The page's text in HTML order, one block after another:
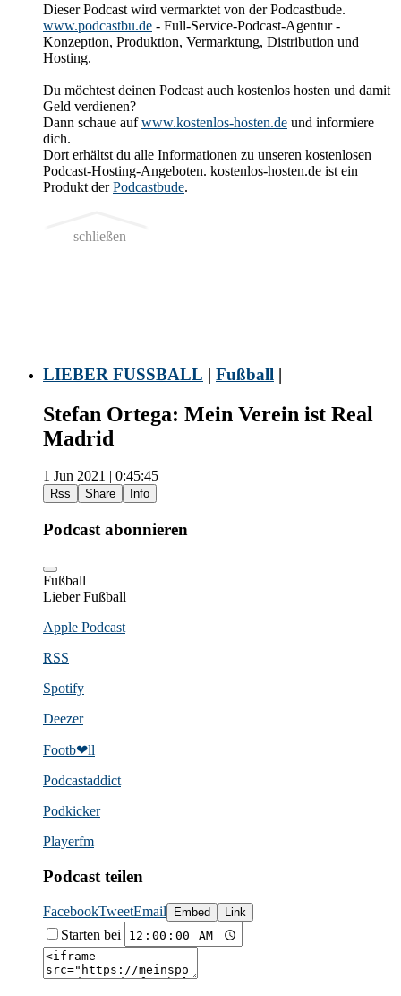
Dieser Podcast wird vermarktet von der Podcastbude.
www.podcastbu.de - Full-Service-Podcast-Agentur -
Konzeption, Produktion, Vermarktung, Distribution und
Hosting.
Du möchtest deinen Podcast auch kostenlos hosten und damit
Geld verdienen?
Dann schaue aufwww.kostenlos-hosten.de und informiere
dich.
Dort erhältst du alle Informationen zu unseren kostenlosen
Podcast-Hosting-Angeboten. kostenlos-hosten.de ist ein
Produkt derPodcastbude.
schließen
LIEBER FUSSBALL | Fußball |
Stefan Ortega: Mein Verein ist Real
Madrid
1 Jun 2021 | 0:45:45
Rss Share Info
Podcast abonnieren
Fußball
Lieber Fußball
Apple Podcast
RSS
Spotify
Deezer
Footb❤ll
Podcast­addict
Podkicker
Playerfm
Podcast teilen
FacebookTweetEmail Embed Link
Starten bei